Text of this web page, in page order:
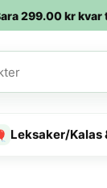
299.00krkvar
Leksaker/Kalas